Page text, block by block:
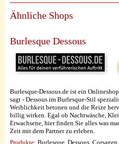
Ähnliche Shops
Burlesque Dessous
Burlesque-Dessous.de ist ein
sagt - Dessous im Burlesque-Stil
Weiblichkeit betonen und die Reize
billig wirken. Egal ob Nachtwäsche,
Erwachsene, hier finden Sie alles was
Zeit mit dem Partner zu erleben.
Produkte: Burlesque, Dessous,